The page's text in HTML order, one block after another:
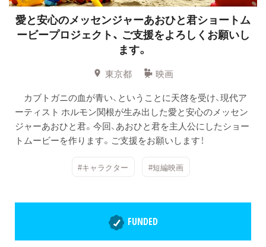
愛と安心のメッセンジャーあおひと君ショートム
ービープロジェクト、 ご支援をよろしくお願いし
ます。
東京都
映画
カブトガニの血が青い、ということに天啓を受け、現代ア
ーティスト ホルモン関根が生み出した愛と安心のメッセン
ジャーあおひと君。今回、あおひと君を主人公にしたショー
トムービーを作ります。ご支援をお願いします！
#キャラクター #短編映画
FUNDED